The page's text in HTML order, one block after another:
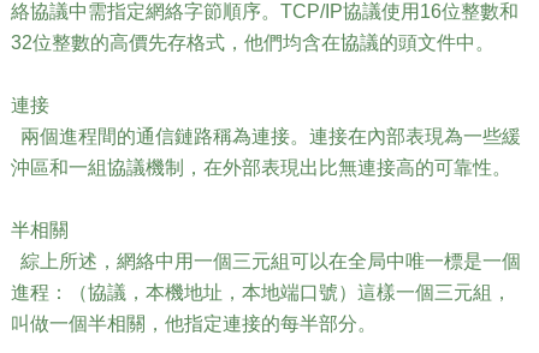
絡協議中需指定網絡字節順序。TCP/IP協議使用16位整數和
32位整數的高價先存格式，他們均含在協議的頭文件中。
連接
兩個進程間的通信鏈路稱為連接。連接在內部表現為一些緩
沖區和一組協議機制，在外部表現出比無連接高的可靠性。
半相關
綜上所述，網絡中用一個三元組可以在全局中唯一標是一個
進程：（協議，本機地址，本地端口號）這樣一個三元組，
叫做一個半相關，他指定連接的每半部分。